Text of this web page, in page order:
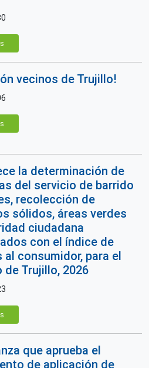
vecinos de Trujillo!
la determinación de
del servicio de barrido
recolección de
sólidos, áreas verdes
ciudadana
con el índice de
al consumidor, para el
Trujillo, 2026
que aprueba el
de aplicación de